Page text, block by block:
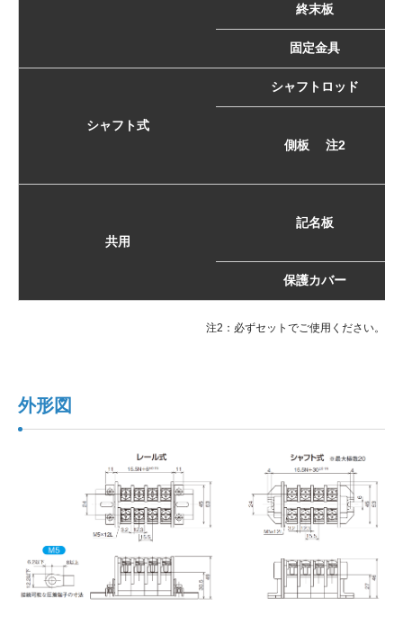
終末板
固定金具
シャフト式
シャフトロッド
側板 注2
共用
記名板
保護カバー
注2：必ずセットでご使用ください。
外形図